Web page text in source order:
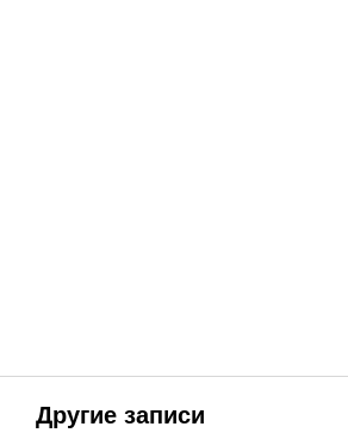
Другие записи